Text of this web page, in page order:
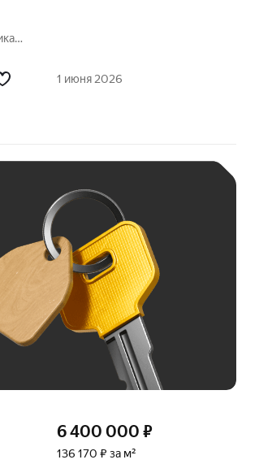
1 июня 2026
6 400 000 ₽
136 170 ₽ за м²